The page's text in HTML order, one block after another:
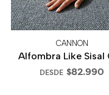
CANNON
Alfombra Like Sisal
DESDE $82.990